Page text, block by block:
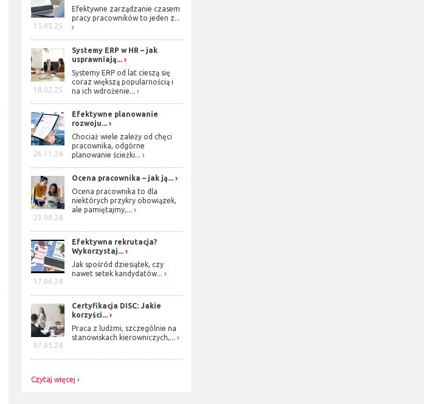
15.05.25
Efektywne zarządzanie czasem
pracy pracowników to jeden z...
18.02.25
Systemy ERP w HR – jak
usprawniają...
Systemy ERP od lat cieszą się
coraz większą popularnością i
na ich wdrożenie...
26.11.24
Efektywne planowanie
rozwoju...
Chociaż wiele zależy od chęci
pracownika, odgórne
planowanie ścieżki...
23.08.24
Ocena pracownika – jak ją...
Ocena pracownika to dla
niektórych przykry obowiązek,
ale pamiętajmy,...
17.06.24
Efektywna rekrutacja?
Wykorzystaj...
Jak spośród dziesiątek, czy
nawet setek kandydatów...
07.05.24
Certyfikacja DISC: Jakie
korzyści...
Praca z ludźmi, szczególnie na
stanowiskach kierowniczych,...
Czytaj więcej